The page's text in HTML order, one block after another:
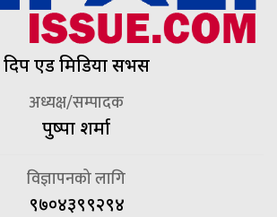
दिप एड मिडिया सर्भिस
अध्यक्ष/सम्पादक
पुष्पा शर्मा
विज्ञापनको लागि
९७०४३९९२९४